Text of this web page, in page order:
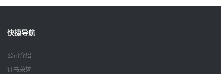
快捷导航
公司介绍
证书荣誉